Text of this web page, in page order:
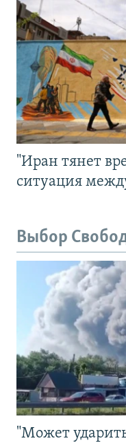
"Иран тянет
ситуация
Выбор
"Может